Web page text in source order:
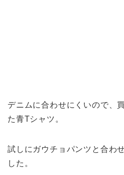
デニムに合わせにくいので、
た青Tシャツ。
試しにガウチョパンツと合わ
した。